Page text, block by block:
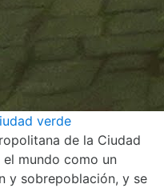
verde
de la Ciudad
mundo como un
y sobrepoblación, y se